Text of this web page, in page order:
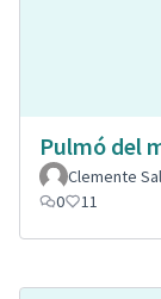
Pulmó del
Clemente
0
11